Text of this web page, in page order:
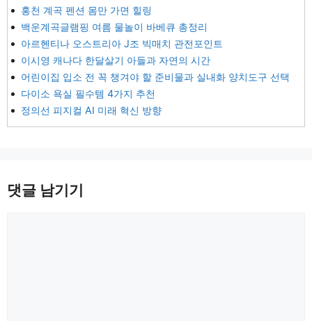
홍천 계곡 펜션 몸만 가면 힐링
백운계곡글램핑 여름 물놀이 바베큐 총정리
아르헨티나 오스트리아 J조 빅매치 관전포인트
이시영 캐나다 한달살기 아들과 자연의 시간
어린이집 입소 전 꼭 챙겨야 할 준비물과 실내화 양치도구 선택
다이소 욕실 필수템 4가지 추천
정의선 피지컬 AI 미래 혁신 방향
댓글 남기기